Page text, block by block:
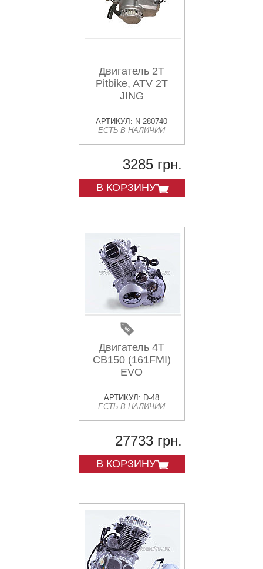
Двигатель 2T
Pitbike, ATV 2T
JING
АРТИКУЛ: N-280740
ЕСТЬ В НАЛИЧИИ
3285 грн.
В КОРЗИНУ
Двигатель 4T
CB150 (161FMI)
EVO
АРТИКУЛ: D-48
ЕСТЬ В НАЛИЧИИ
27733 грн.
В КОРЗИНУ